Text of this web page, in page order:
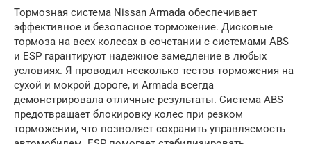
Тормозная система Nissan Armada обеспечивает
эффективное и безопасное торможение. Дисковые
тормоза на всех колесах в сочетании с системами ABS
и ESP гарантируют надежное замедление в любых
условиях. Я проводил несколько тестов торможения на
сухой и мокрой дороге, и Armada всегда
демонстрировала отличные результаты. Система ABS
предотвращает блокировку колес при резком
торможении, что позволяет сохранить управляемость